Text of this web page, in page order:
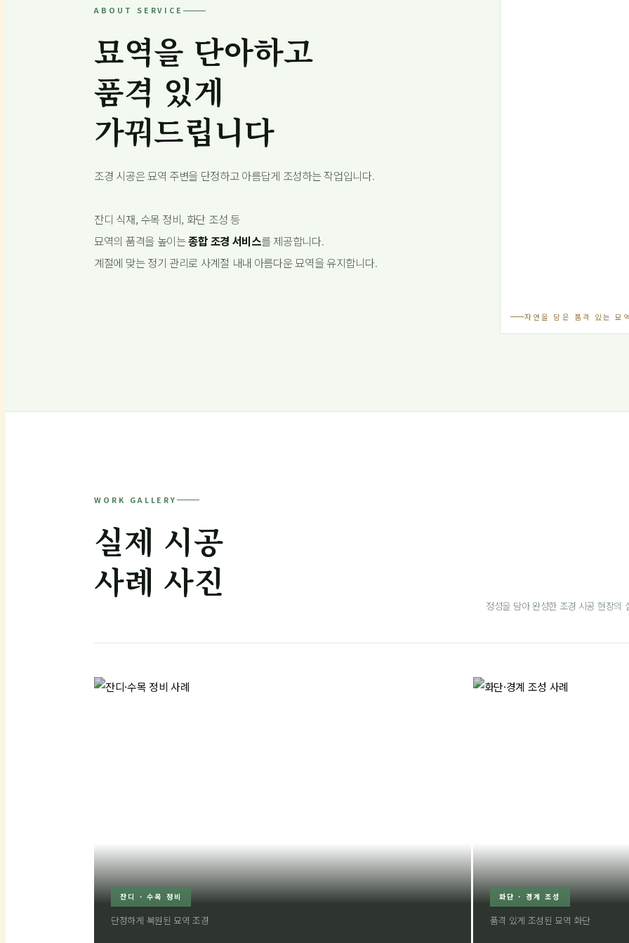
ABOUT SERVICE
묘역을 단아하고
품격 있게
가꿔드립니다
조경 시공은 묘역 주변을 단정하고 아름답게 조성하는 작업입니다.
잔디 식재, 수목 정비, 화단 조성 등
묘역의 품격을 높이는종합 조경 서비스를 제공합니다.
계절에 맞는 정기 관리로 사계절 내내 아름다운 묘역을 유지합니다.
자연을 담은 품격 있는 묘역
WORK GALLERY
실제 시공
사례 사진
정성을 담아 완성한 조경 시공 현장의
잔디 · 수목 정비
단정하게 복원된 묘역 조경
화단 · 경계 조성
품격 있게 조성된 묘역 화단